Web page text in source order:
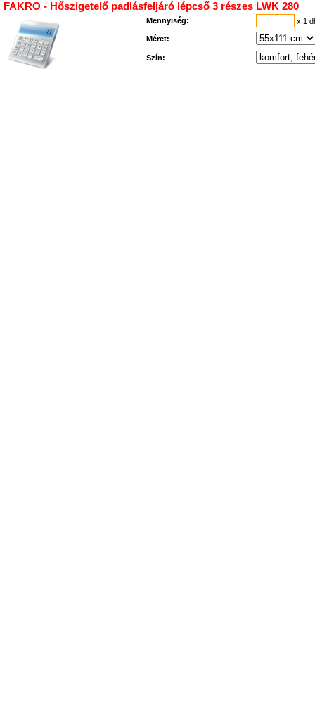
FAKRO - Hőszigetelő padlásfeljáró lépcső 3 részes LWK 280
Mennyiség: x 1
Méret:
Szín: